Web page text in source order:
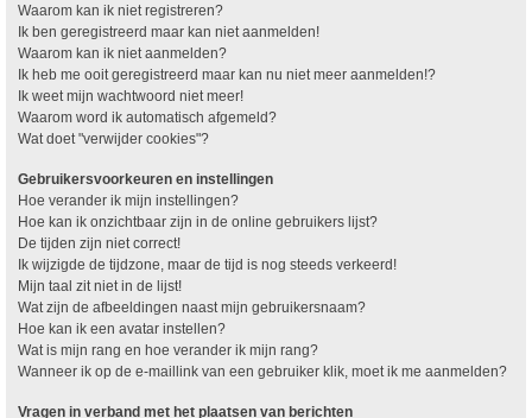
Waarom kan ik niet registreren?
Ik ben geregistreerd maar kan niet aanmelden!
Waarom kan ik niet aanmelden?
Ik heb me ooit geregistreerd maar kan nu niet meer aanmelden!?
Ik weet mijn wachtwoord niet meer!
Waarom word ik automatisch afgemeld?
Wat doet "verwijder cookies"?
Gebruikersvoorkeuren en instellingen
Hoe verander ik mijn instellingen?
Hoe kan ik onzichtbaar zijn in de online gebruikers lijst?
De tijden zijn niet correct!
Ik wijzigde de tijdzone, maar de tijd is nog steeds verkeerd!
Mijn taal zit niet in de lijst!
Wat zijn de afbeeldingen naast mijn gebruikersnaam?
Hoe kan ik een avatar instellen?
Wat is mijn rang en hoe verander ik mijn rang?
Wanneer ik op de e-maillink van een gebruiker klik, moet ik me aanmelden?
Vragen in verband met het plaatsen van berichten